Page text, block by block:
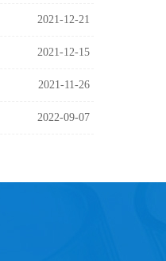
2021-12-21
2021-12-15
2021-11-26
2022-09-07